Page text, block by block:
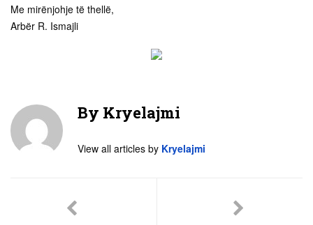
Me mirënjohje të thellë,
Arbër R. Ismajli
By Kryelajmi
View all articles by Kryelajmi